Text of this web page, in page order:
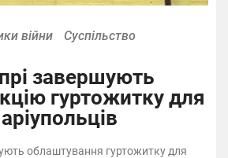
війни Суспільство
завершують
гуртожитку для
облаштування гуртожитку для